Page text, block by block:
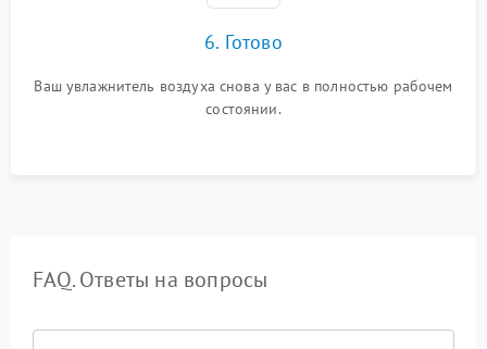
6. Готово
Ваш увлажнитель воздуха снова у вас в полностью рабочем
состоянии.
FAQ. Ответы на вопросы